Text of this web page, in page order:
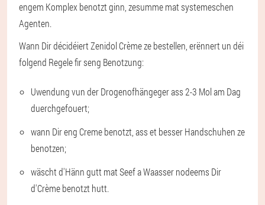
engem Komplex benotzt ginn, zesumme mat systemeschen
Agenten.
Wann Dir décidéiert Zenidol Crème ze bestellen, erënnert un déi
folgend Regele fir seng Benotzung:
Uwendung vun der Drogenofhängeger ass 2-3 Mol am Dag
duerchgefouert;
wann Dir eng Creme benotzt, ass et besser Handschuhen ze
benotzen;
wäscht d'Hänn gutt mat Seef a Waasser nodeems Dir
d'Crème benotzt hutt.